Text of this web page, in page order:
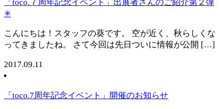
「toco.７周年記念イベント」出展者さんのご紹介第２弾
✳︎
こんにちは！スタッフの葵です。 空が近く、秋らしくな
ってきましたね。 さて今回は先日ついに情報が公開 […]
2017.09.11
「toco.7周年記念イベント」開催のお知らせ